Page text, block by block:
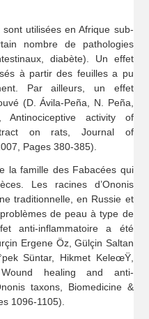
utilisées en Afrique sub-
nombre de pathologies
diabète). Un effet
à partir des feuilles a pu
Par ailleurs, un effet
(D. Ávila-Peña, N. Peña,
Antinociceptive activity of
on rats, Journal of
Pages 380-385).
la famille des Fabacées qui
Les racines d’Ononis
traditionnelle, en Russie et
de peau à type de
anti-inflammatoire a été
Ergene Öz, Gülçin Saltan
Süntar, Hikmet KeleœŸ,
healing and anti-
taxons, Biomedicine &
1096-1105).